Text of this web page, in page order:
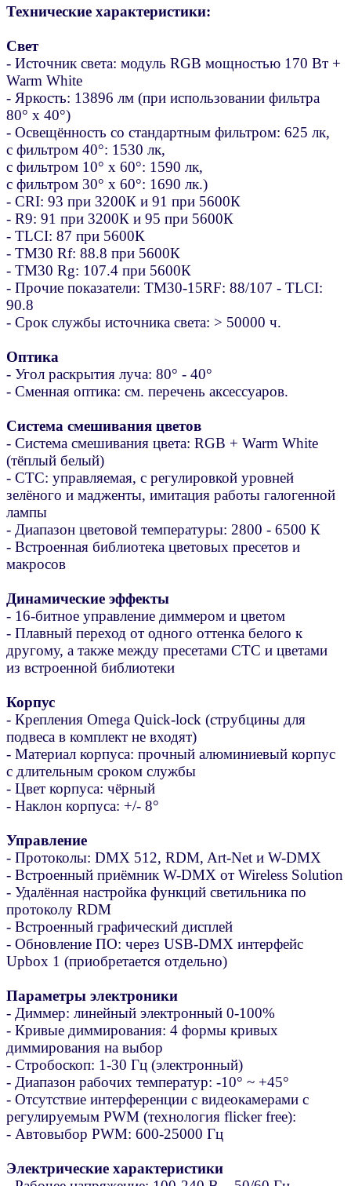
Технические характеристики:
Свет
- Источник света: модуль RGB мощностью 170 Вт +
Warm White
- Яркость: 13896 лм (при использовании фильтра
80° х 40°)
- Освещённость со стандартным фильтром: 625 лк,
с фильтром 40°: 1530 лк,
с фильтром 10° х 60°: 1590 лк,
с фильтром 30° х 60°: 1690 лк.)
- CRI: 93 при 3200К и 91 при 5600К
- R9: 91 при 3200К и 95 при 5600К
- TLCI: 87 при 5600К
- TM30 Rf: 88.8 при 5600К
- TM30 Rg: 107.4 при 5600К
- Прочие показатели: TM30-15RF: 88/107 - TLCI:
90.8
- Срок службы источника света: > 50000 ч.
Оптика
- Угол раскрытия луча: 80° - 40°
- Сменная оптика: см. перечень аксессуаров.
Система смешивания цветов
- Система смешивания цвета: RGB + Warm White
(тёплый белый)
- CTC: управляемая, с регулировкой уровней
зелёного и мадженты, имитация работы галогенной
лампы
- Диапазон цветовой температуры: 2800 - 6500 К
- Встроенная библиотека цветовых пресетов и
макросов
Динамические эффекты
- 16-битное управление диммером и цветом
- Плавный переход от одного оттенка белого к
другому, а также между пресетами CTC и цветами
из встроенной библиотеки
Корпус
- Крепления Omega Quick-lock (струбцины для
подвеса в комплект не входят)
- Материал корпуса: прочный алюминиевый корпус
с длительным сроком службы
- Цвет корпуса: чёрный
- Наклон корпуса: +/- 8°
Управление
- Протоколы: DMX 512, RDM, Art-Net и W-DMX
- Встроенный приёмник W-DMX от Wireless Solution
- Удалённая настройка функций светильника по
протоколу RDM
- Встроенный графический дисплей
- Обновление ПО: через USB-DMX интерфейс
Upbox 1 (приобретается отдельно)
Параметры электроники
- Диммер: линейный электронный 0-100%
- Кривые диммирования: 4 формы кривых
диммирования на выбор
- Стробоскоп: 1-30 Гц (электронный)
- Диапазон рабочих температур: -10° ~ +45°
- Отсутствие интерференции с видеокамерами с
регулируемым PWM (технология flicker free):
- Автовыбор PWM: 600-25000 Гц
Электрические характеристики